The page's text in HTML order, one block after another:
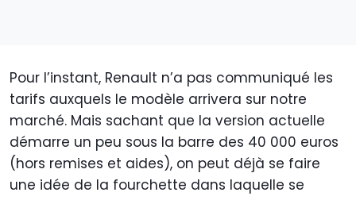
Pour l’instant, Renault n’a pas communiqué les
tarifs auxquels le modèle arrivera sur notre
marché. Mais sachant que la version actuelle
démarre un peu sous la barre des 40 000 euros
(hors remises et aides), on peut déjà se faire
une idée de la fourchette dans laquelle se